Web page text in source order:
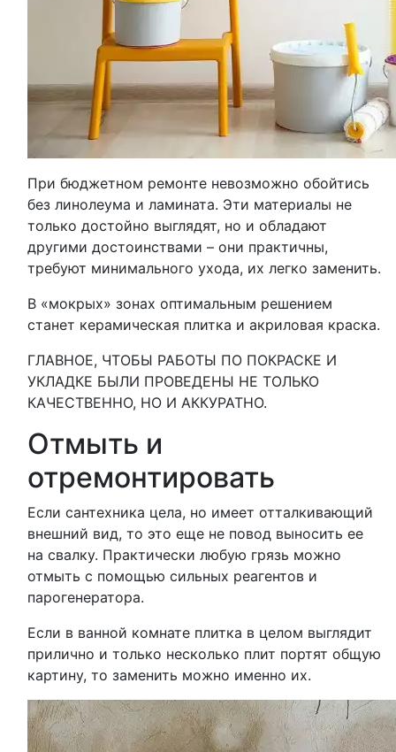
При бюджетном ремонте невозможно обойтись
без линолеума и ламината. Эти материалы не
только достойно выглядят, но и обладают
другими достоинствами – они практичны,
требуют минимального ухода, их легко заменить.
В «мокрых» зонах оптимальным решением
станет керамическая плитка и акриловая краска.
ГЛАВНОЕ, ЧТОБЫ РАБОТЫ ПО ПОКРАСКЕ И
УКЛАДКЕ БЫЛИ ПРОВЕДЕНЫ НЕ ТОЛЬКО
КАЧЕСТВЕННО, НО И АККУРАТНО.
Отмыть и
отремонтировать
Если сантехника цела, но имеет отталкивающий
внешний вид, то это еще не повод выносить ее
на свалку. Практически любую грязь можно
отмыть с помощью сильных реагентов и
парогенератора.
Если в ванной комнате плитка в целом выглядит
прилично и только несколько плит портят общую
картину, то заменить можно именно их.